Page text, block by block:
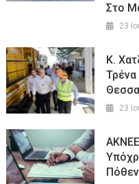
Στο
23
Κ.
23